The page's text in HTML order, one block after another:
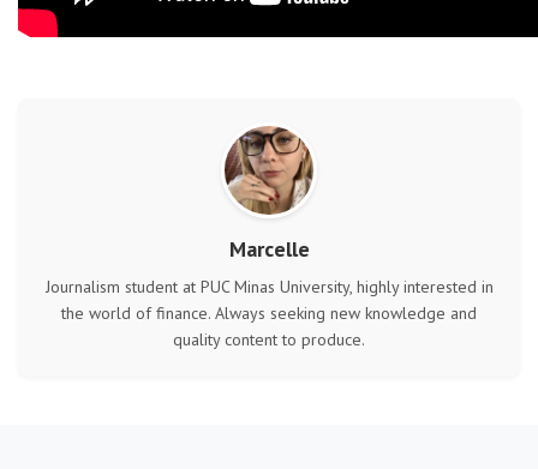
Marcelle
Journalism student at PUC Minas University, highly interested in
the world of finance. Always seeking new knowledge and
quality content to produce.